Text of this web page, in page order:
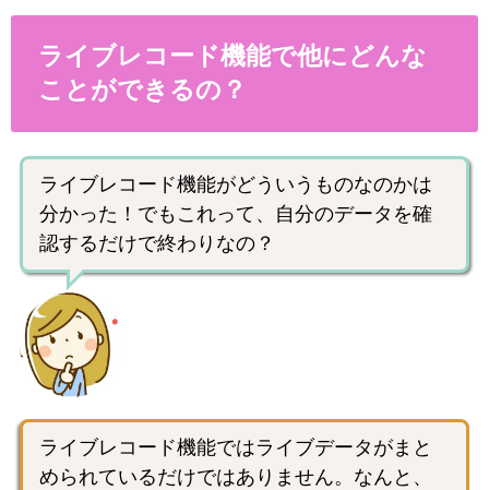
ライブレコード機能で他にどんな
ことができるの？
ライブレコード機能がどういうものなのかは
分かった！でもこれって、自分のデータを確
認するだけで終わりなの？
ライブレコード機能ではライブデータがまと
められているだけではありません。なんと、